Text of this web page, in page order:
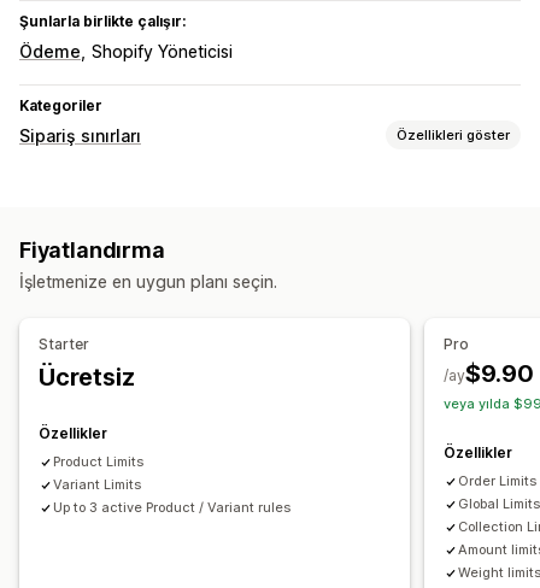
Şunlarla birlikte çalışır:
Ödeme Shopify Yöneticisi
Kategoriler
Sipariş sınırları Özellikleri göster
Ağırlık bazında Fiyat tabanlı
Koleksiyona özgü
Sepet uyarıları
Fiyatlandırma
İşletmenize en uygun planı seçin.
Starter
Ücretsiz
Özellikler
Product Limits
Variant Limits
Up to 3 active Product / Variant rules
Pro
$9.90
/ay
veya yılda
Özellikler
Order Limits
Global Limits
Collection
Amount
Weight